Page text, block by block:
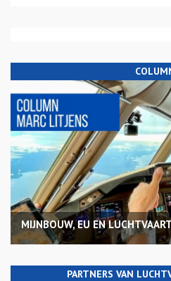
MIJNBOUW, EU EN
PARTNERS VAN